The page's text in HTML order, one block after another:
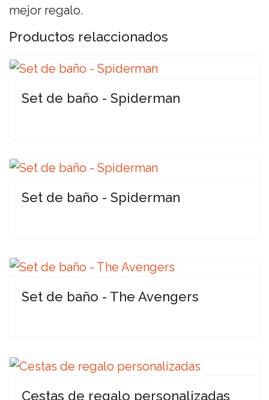
mejor regalo.
Productos relaccionados
Set de baño - Spiderman
Set de baño - Spiderman
Set de baño - The Avengers
Cestas de regalo personalizadas